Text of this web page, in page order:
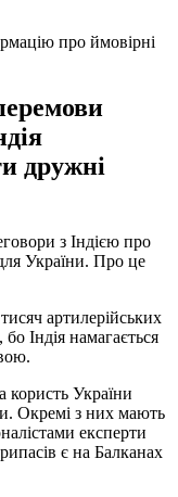
про ймовірні
дружні
з Індією про
України. Про це
артилерійських
Індія намагається
користь України
Окремі з них мають
експерти
є на Балканах